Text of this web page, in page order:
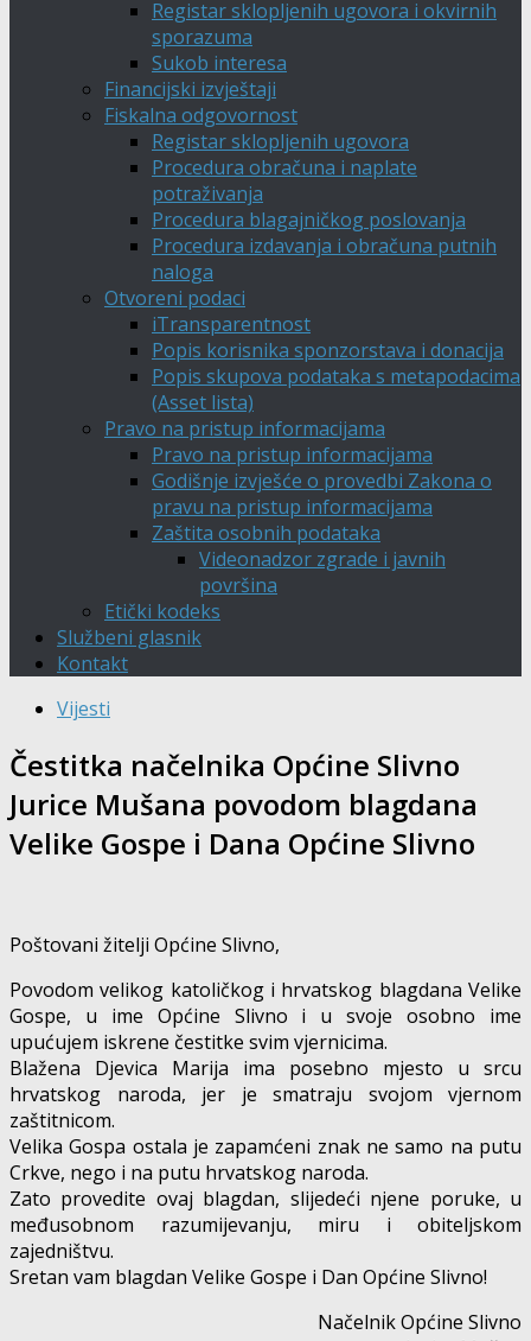
Registar sklopljenih ugovora i okvirnih
sporazuma
Sukob interesa
Financijski izvještaji
Fiskalna odgovornost
Registar sklopljenih ugovora
Procedura obračuna i naplate
potraživanja
Procedura blagajničkog poslovanja
Procedura izdavanja i obračuna putnih
naloga
Otvoreni podaci
iTransparentnost
Popis korisnika sponzorstava i donacija
Popis skupova podataka s metapodacima
(Asset lista)
Pravo na pristup informacijama
Pravo na pristup informacijama
Godišnje izvješće o provedbi Zakona o
pravu na pristup informacijama
Zaštita osobnih podataka
Videonadzor zgrade i javnih
površina
Etički kodeks
Službeni glasnik
Kontakt
Vijesti
Čestitka načelnika Općine Slivno
Jurice Mušana povodom blagdana
Velike Gospe i Dana Općine Slivno
Poštovani žitelji Općine Slivno,
Povodom velikog katoličkog i hrvatskog blagdana Velike
Gospe, u ime Općine Slivno i u svoje osobno ime
upućujem iskrene čestitke svim vjernicima.
Blažena Djevica Marija ima posebno mjesto u srcu
hrvatskog naroda, jer je smatraju svojom vjernom
zaštitnicom.
Velika Gospa ostala je zapamćeni znak ne samo na putu
Crkve, nego i na putu hrvatskog naroda.
Zato provedite ovaj blagdan, slijedeći njene poruke, u
međusobnom razumijevanju, miru i obiteljskom
zajedništvu.
Sretan vam blagdan Velike Gospe i Dan Općine Slivno!
Načelnik Općine Slivno